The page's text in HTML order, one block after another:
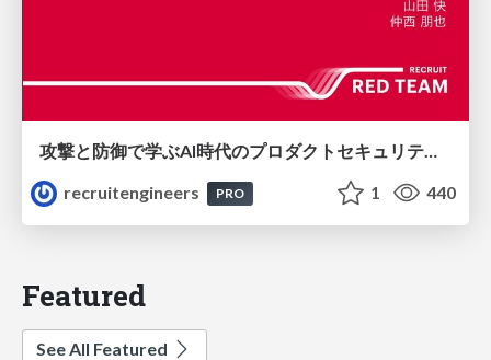
攻撃と防御で学ぶAI時代のプロダクトセキュリティ演習
recruitengineers
PRO 1 440
Featured
See All Featured